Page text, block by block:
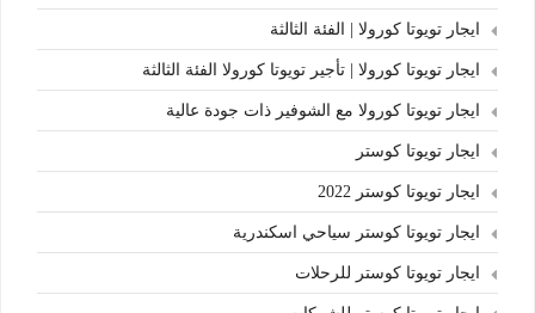
ايجار تويوتا كورولا | الفئة الثالثة
ايجار تويوتا كورولا | تأجير تويوتا كورولا الفئة الثالثة
ايجار تويوتا كورولا مع الشوفير ذات جودة عالية
ايجار تويوتا كوستر
ايجار تويوتا كوستر 2022
ايجار تويوتا كوستر سياحي اسكندرية
ايجار تويوتا كوستر للرحلات